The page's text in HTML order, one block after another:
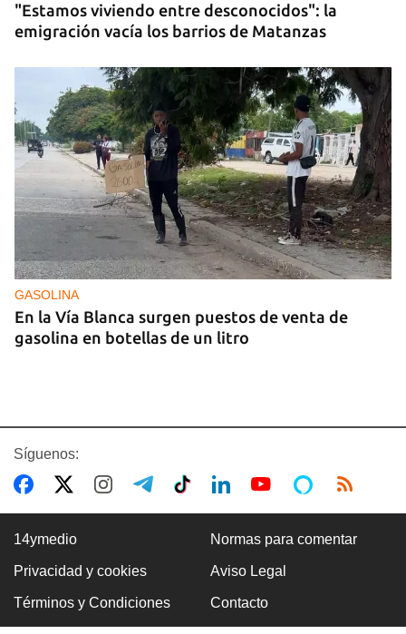
"Estamos viviendo entre desconocidos": la
emigración vacía los barrios de Matanzas
GASOLINA
En la Vía Blanca surgen puestos de venta de
gasolina en botellas de un litro
Premio Literario Lourdes Gil 2026 en Poesía
Síguenos:
14ymedio Normas para comentar
Privacidad y cookies Aviso Legal
Términos y Condiciones Contacto